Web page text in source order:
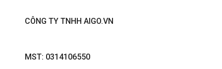
CÔNG TY TNHH AIGO.VN
MST: 0314106550